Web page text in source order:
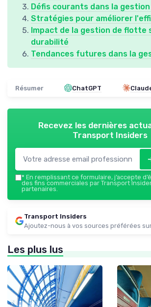
Défis courants dans la
Stratégies pour améliorer
Impact de la gestion de flotte
durabilité
Tendances futures dans la
Résumer ChatGPT
Recevez les dernières
Transport Insiders
* En remplissant ce formulaire, j’accepte
des fins commerciales par Transport
partenaires.
Transport Insiders
Ajoutez-nous à vos sources préférées
Les plus lus